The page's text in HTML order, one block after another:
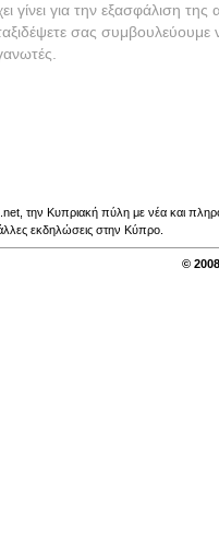
για την εξασφάλιση της
σας συμβουλεύουμε
την Κυπριακή πύλη με νέα και
άλλες εκδηλώσεις στην Κύπρο.
©